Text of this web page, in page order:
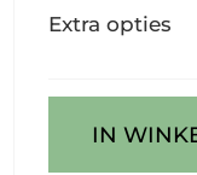
Extra opties
IN